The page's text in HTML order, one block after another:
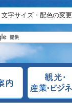
文字サイズ・配色の変更